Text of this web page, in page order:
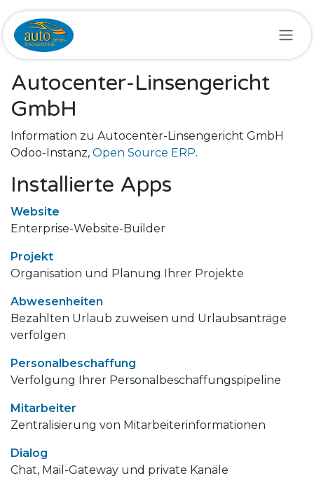
Zum Inhalt springen
Autocenter-Linsengericht
GmbH
Information zu Autocenter-Linsengericht GmbH
Odoo-Instanz, Open Source ERP.
Installierte Apps
Website
Enterprise-Website-Builder
Projekt
Organisation und Planung Ihrer Projekte
Abwesenheiten
Bezahlten Urlaub zuweisen und Urlaubsanträge
verfolgen
Personalbeschaffung
Verfolgung Ihrer Personalbeschaffungspipeline
Mitarbeiter
Zentralisierung von Mitarbeiterinformationen
Dialog
Chat, Mail-Gateway und private Kanäle